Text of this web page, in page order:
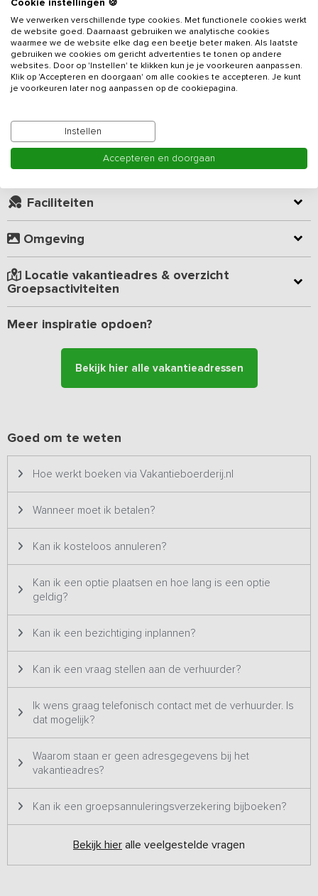
verwarmd bad in een voormalige Wadboei. Je beschikt over een
heerlijk terras en een weids uitzicht over de omliggende
landerijen.
Het vakantiehuis is voorzien van een grote, lichte woonkamer met
een loungebank en een directe open verbinding daar de
avondvullend programma tot de mogelijkheden behoort. De
aanwezige keuken is uiteraard van alle gemakken voorzien: een
oven, inductie fornuis, vaatwasser en voldoende koelruimte.
De slaapkamers zijn gelegen op de eerste en tweede verdieping,
ingericht met voldoende kastruimte en voorzien van nieuwe
comfortabele boxspringbedden. Er zijn twee badkamers met
douche, toilet en wastafel aanwezig.
een schommel en een klimrek zijn voor gezamenlijk gebruik. Op
het terrein bevinden zich nog een 2-tal andere accommodaties.
Het terras is privé, en ook het bijzondere verwarmde bad – een 6-
persoons hottub in een voormalige Wadboei – behoort tot de
er vers, warm water in de boei. Van 1 oktober t/m 31 maart geldt
een meerprijs van 50,- euro per verblijf in verband met de hogere
Lees meer
Kamer indeling
Geverifieerde beoordelingen
Virtuele rondleiding (360° tour)
Faciliteiten
Omgeving
Locatie vakantieadres & overzicht
Groepsactiviteiten
Meer inspiratie opdoen?
Bekijk hier alle vakantieadressen
Goed om te weten
Hoe werkt boeken via Vakantieboerderij.nl
Wanneer moet ik betalen?
Kan ik kosteloos annuleren?
Kan ik een optie plaatsen en hoe lang is een optie
geldig?
Kan ik een bezichtiging inplannen?
Kan ik een vraag stellen aan de verhuurder?
Ik wens graag telefonisch contact met de verhuurder. Is
dat mogelijk?
Waarom staan er geen adresgegevens bij het
vakantieadres?
Kan ik een groepsannuleringsverzekering bijboeken?
Bekijk hier alle veelgestelde vragen
Cookie instellingen 🍪
We verwerken verschillende type cookies. Met functionele cookies werkt
de website goed. Daarnaast gebruiken we analytische cookies
waarmee we de website elke dag een beetje beter maken. Als laatste
gebruiken we cookies om gericht advertenties te tonen op andere
websites. Door op 'Instellen' te klikken kun je je voorkeuren aanpassen.
Klik op 'Accepteren en doorgaan' om alle cookies te accepteren. Je kunt
je voorkeuren later nog aanpassen op de cookiepagina.
Instellen
Accepteren en doorgaan